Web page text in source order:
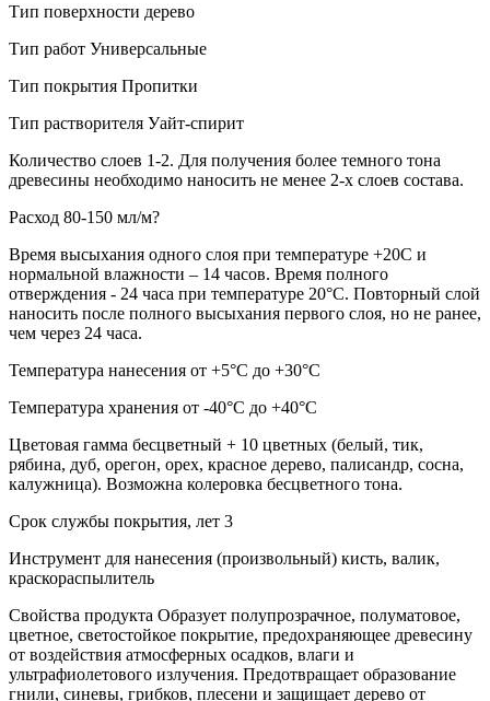
Тип поверхности дерево
Тип работ Универсальные
Тип покрытия Пропитки
Тип растворителя Уайт-спирит
Количество слоев 1-2. Для получения более темного тона
древесины необходимо наносить не менее 2-х слоев состава.
Расход 80-150 мл/м?
Время высыхания одного слоя при температуре +20С и
нормальной влажности – 14 часов. Время полного
отверждения - 24 часа при температуре 20°С. Повторный слой
наносить после полного высыхания первого слоя, но не ранее,
чем через 24 часа.
Температура нанесения от +5°С до +30°С
Температура хранения от -40°С до +40°С
Цветовая гамма бесцветный + 10 цветных (белый, тик,
рябина, дуб, орегон, орех, красное дерево, палисандр, сосна,
калужница). Возможна колеровка бесцветного тона.
Срок службы покрытия, лет 3
Инструмент для нанесения (произвольный) кисть, валик,
краскораспылитель
Свойства продукта Образует полупрозрачное, полуматовое,
цветное, светостойкое покрытие, предохраняющее древесину
от воздействия атмосферных осадков, влаги и
ультрафиолетового излучения. Предотвращает образование
гнили, синевы, грибков, плесени и защищает дерево от